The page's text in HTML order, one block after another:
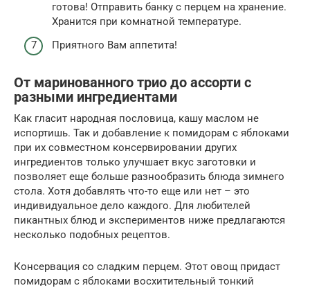
готова! Отправить банку с перцем на хранение.
Хранится при комнатной температуре.
Приятного Вам аппетита!
От маринованного трио до ассорти с
разными ингредиентами
Как гласит народная пословица, кашу маслом не
испортишь. Так и добавление к помидорам с яблоками
при их совместном консервировании других
ингредиентов только улучшает вкус заготовки и
позволяет еще больше разнообразить блюда зимнего
стола. Хотя добавлять что-то еще или нет – это
индивидуальное дело каждого. Для любителей
пикантных блюд и экспериментов ниже предлагаются
несколько подобных рецептов.
Консервация со сладким перцем. Этот овощ придаст
помидорам с яблоками восхитительный тонкий